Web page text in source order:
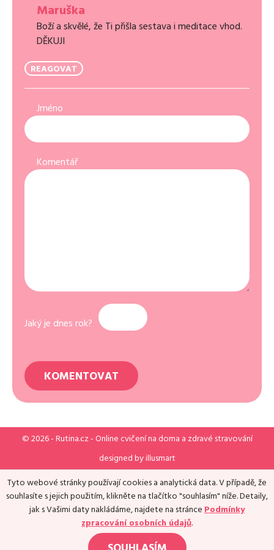
Maruška
Boží a skvělé, že Ti přišla sestava i meditace vhod.
DĚKUJI
REAGOVAT
Jméno
Komentář
Jaký je dnes rok?
© 2026 - Rutina.cz- Online cvičení na doma a zdravé stravování
designed byillusmart
Tyto webové stránky používají cookies a analytická data. V případě, že
souhlasíte s jejich použitím, klikněte na tlačítko "souhlasím" níže. Detaily,
jak s Vašimi daty nakládáme, najdete na stránce Podmínky
zpracování osobních údajů.